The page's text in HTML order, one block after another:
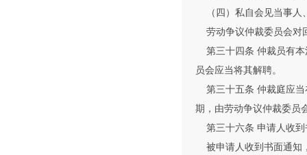
（四）私自会见当事人
劳动争议仲裁委员会对
第三十四条 仲裁员有本
员会应当将其解聘。
第三十五条 仲裁庭应当
期，由劳动争议仲裁委员
第三十六条 申请人收到
被申请人收到书面通知